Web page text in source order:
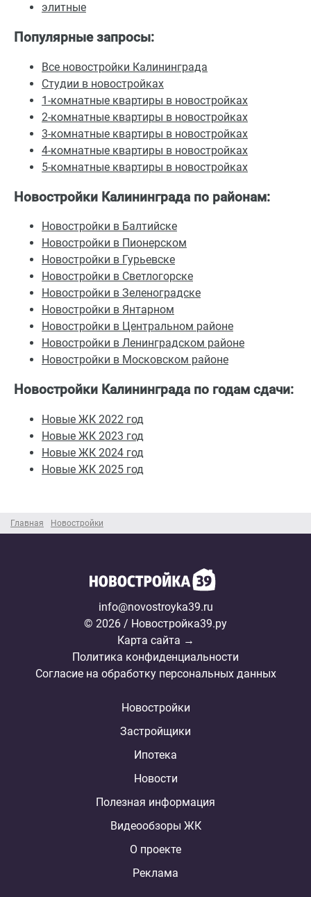
Главная Новостройки
элитные
Популярные запросы:
Все новостройки Калининграда
Студии в новостройках
1-комнатные квартиры в новостройках
2-комнатные квартиры в новостройках
3-комнатные квартиры в новостройках
4-комнатные квартиры в новостройках
5-комнатные квартиры в новостройках
Новостройки Калининграда по районам:
Новостройки в Балтийске
Новостройки в Пионерском
Новостройки в Гурьевске
Новостройки в Светлогорске
Новостройки в Зеленоградске
Новостройки в Янтарном
Новостройки в Центральном районе
Новостройки в Ленинградском районе
Новостройки в Московском районе
Новостройки Калининграда по годам сдачи:
Новые ЖК 2022 год
Новые ЖК 2023 год
Новые ЖК 2024 год
Новые ЖК 2025 год
info@novostroyka39.ru
© 2026 / Новостройка39.ру
Карта сайта →
Политика конфиденциальности
Согласие на обработку персональных данных
Новостройки
Застройщики
Ипотека
Новости
Полезная информация
Видеообзоры ЖК
О проекте
Реклама